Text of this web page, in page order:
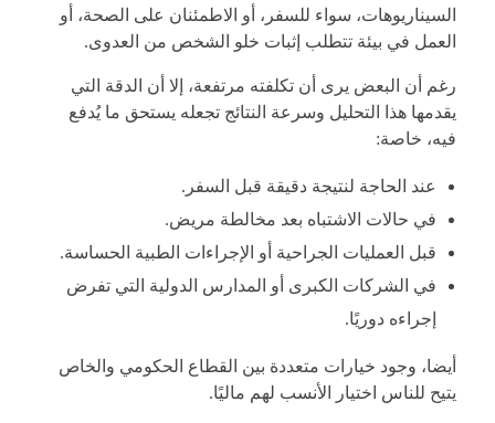
السيناريوهات، سواء للسفر، أو الاطمئنان على الصحة، أو
العمل في بيئة تتطلب إثبات خلو الشخص من العدوى.
رغم أن البعض يرى أن تكلفته مرتفعة، إلا أن الدقة التي
يقدمها هذا التحليل وسرعة النتائج تجعله يستحق ما يُدفع
فيه، خاصة:
عند الحاجة لنتيجة دقيقة قبل السفر.
في حالات الاشتباه بعد مخالطة مريض.
قبل العمليات الجراحية أو الإجراءات الطبية الحساسة.
في الشركات الكبرى أو المدارس الدولية التي تفرض
إجراءه دوريًا.
أيضا، وجود خيارات متعددة بين القطاع الحكومي والخاص
يتيح للناس اختيار الأنسب لهم ماليًا.